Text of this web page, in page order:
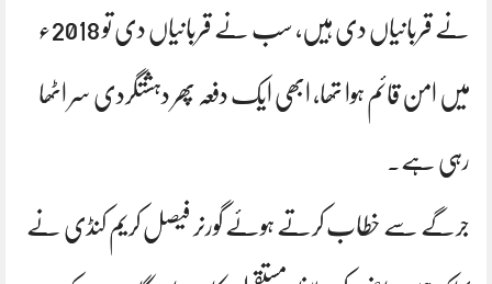
نے قربانیاں دی ہیں، سب نے قربانیاں دی تو 2018ء
میں امن قائم ہوا تھا، ابھی ایک دفعہ پھر دہشتگردی سر اٹھا
رہی ہے۔
جرگے سے خطاب کرتے ہوئے گورنر فیصل کریم کنڈی نے